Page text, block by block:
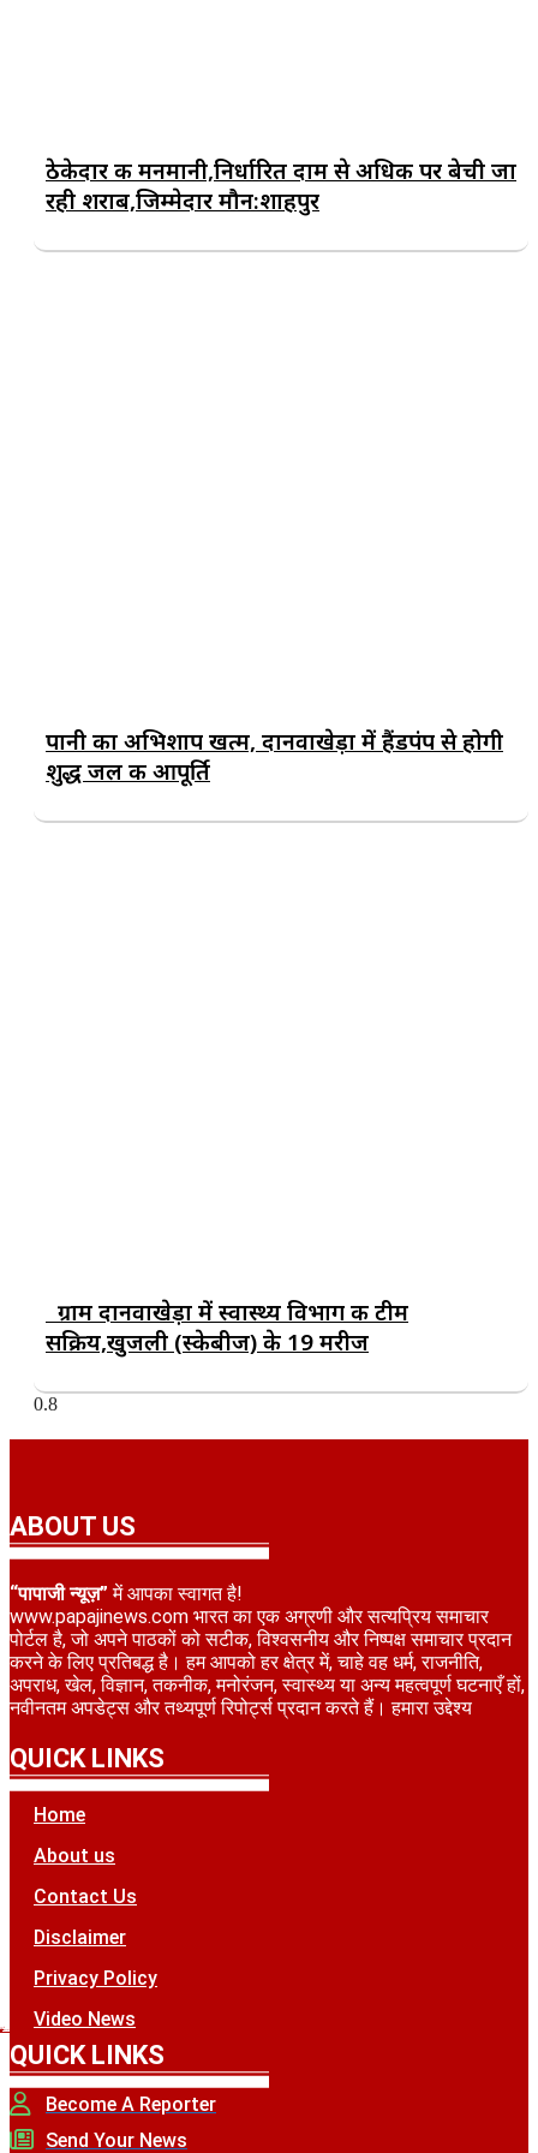
ठेकेदार की मनमानी,निर्धारित दाम से अधिक पर बेची जा
रही शराब,जिम्मेदार मौन:शाहपुर
पानी का अभिशाप खत्म, दानवाखेड़ा में हैंडपंप से होगी
शुद्ध जल की आपूर्ति
ग्राम दानवाखेड़ा में स्वास्थ्य विभाग की टीम
सक्रिय,खुजली (स्केबीज) के 19 मरीज
ABOUT US
“पापाजी न्यूज़” में आपका स्वागत है!
www.papajinews.com भारत का एक अग्रणी और सत्यप्रिय समाचार
पोर्टल है, जो अपने पाठकों को सटीक, विश्वसनीय और निष्पक्ष समाचार प्रदान
करने के लिए प्रतिबद्ध है। हम आपको हर क्षेत्र में, चाहे वह धर्म, राजनीति,
अपराध, खेल, विज्ञान, तकनीक, मनोरंजन, स्वास्थ्य या अन्य महत्वपूर्ण घटनाएँ हों,
नवीनतम अपडेट्स और तथ्यपूर्ण रिपोर्ट्स प्रदान करते हैं। हमारा उद्देश्य
QUICK LINKS
Home
About us
Contact Us
Disclaimer
Privacy Policy
Video News
QUICK LINKS
Become A Reporter
Send Your News